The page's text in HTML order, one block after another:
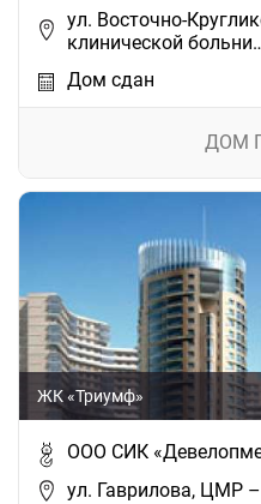
ул. Восточно-
клинической
Дом сдан
ДОМ
ЖК «Триумф»
ООО СИК
ул. Гаврилова, ЦМР